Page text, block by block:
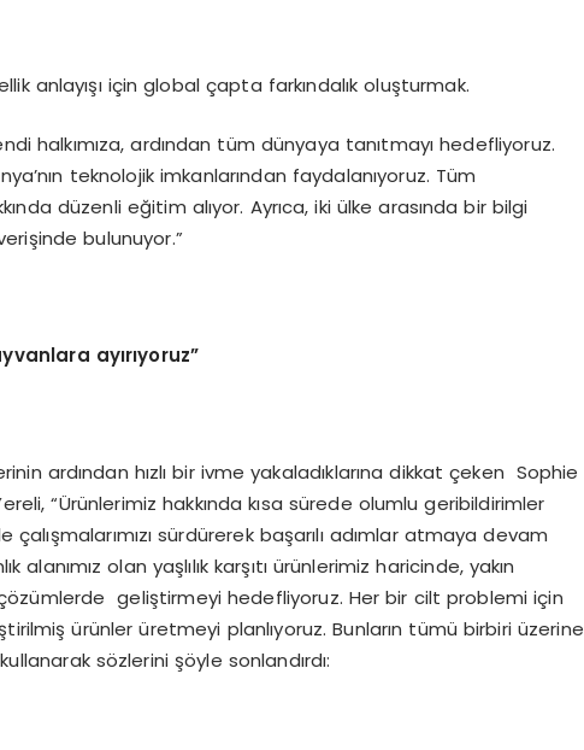
anlayışı için global çapta farkındalık oluşturmak.
halkımıza, ardından tüm dünyaya tanıtmayı hedefliyoruz.
teknolojik imkanlarından faydalanıyoruz. Tüm
düzenli eğitim alıyor. Ayrıca, iki ülke arasında bir bilgi
bulunuyor.”
ayırıyoruz”
ardından hızlı bir ivme yakaladıklarına dikkat çeken Sophie
“Ürünlerimiz hakkında kısa sürede olumlu geribildirimler
çalışmalarımızı sürdürerek başarılı adımlar atmaya devam
alanımız olan yaşlılık karşıtı ürünlerimiz haricinde, yakın
geliştirmeyi hedefliyoruz. Her bir cilt problemi için
ürünler üretmeyi planlıyoruz. Bunların tümü birbiri üzerine
sözlerini şöyle sonlandırdı: